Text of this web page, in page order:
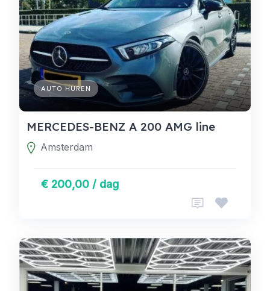
AUTO HUREN
MERCEDES-BENZ A 200 AMG line
Amsterdam
€ 200,00 / dag